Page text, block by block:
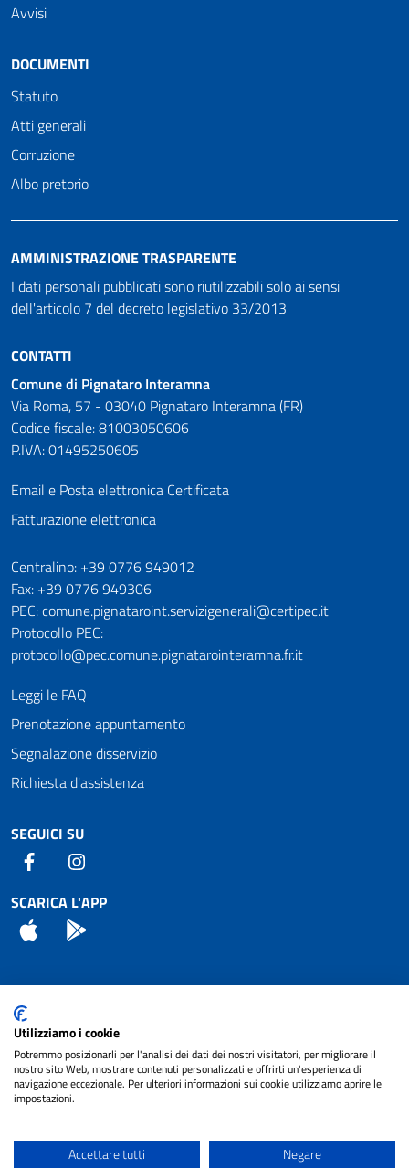
Avvisi
DOCUMENTI
Statuto
Atti generali
Corruzione
Albo pretorio
AMMINISTRAZIONE TRASPARENTE
I dati personali pubblicati sono riutilizzabili solo ai sensi
dell'articolo 7 del decreto legislativo 33/2013
CONTATTI
Comune di Pignataro Interamna
Via Roma, 57 - 03040 Pignataro Interamna (FR)
Codice fiscale: 81003050606
P.IVA: 01495250605
Email e Posta elettronica Certificata
Fatturazione elettronica
Numeri utili
Centralino: +39 0776 949012
Fax: +39 0776 949306
PEC: comune.pignataroint.servizigenerali@certipec.it
Protocollo PEC:
protocollo@pec.comune.pignatarointeramna.fr.it
Leggi le FAQ
Prenotazione appuntamento
Segnalazione disservizio
Richiesta d'assistenza
SEGUICI SU
Facebook
SCARICA L'APP
App Store
Attuazione Misure PNRR
Piano di miglioramento del sito
Note legali
cura diNET SMART
Utilizziamo i cookie
Potremmo posizionarli per l'analisi dei dati dei nostri visitatori, per migliorare il
nostro sito Web, mostrare contenuti personalizzati e offrirti un'esperienza di
navigazione eccezionale. Per ulteriori informazioni sui cookie utilizziamo aprire le
impostazioni.
Accettare tutti Negare